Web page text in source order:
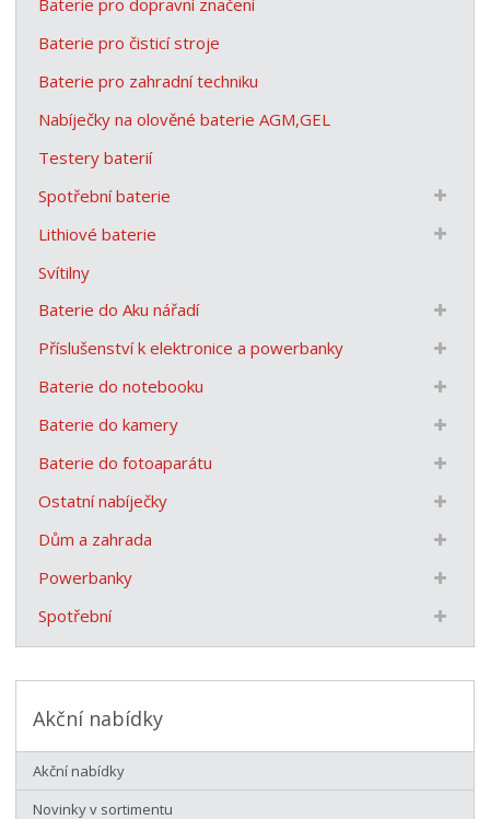
Baterie pro čisticí stroje
Baterie pro zahradní techniku
Nabíječky na olověné baterie AGM,GEL
Testery baterií
Spotřební baterie
Lithiové baterie
Svítilny
Baterie do Aku nářadí
Příslušenství k elektronice a powerbanky
Baterie do notebooku
Baterie do kamery
Baterie do fotoaparátu
Ostatní nabíječky
Dům a zahrada
Powerbanky
Spotřební
Akční nabídky
Akční nabídky
Novinky v sortimentu